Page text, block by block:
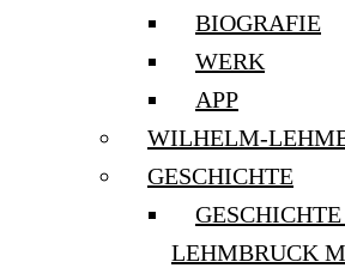
BIOGRAFIE
WERK
APP
WILHELM-
GESCHICHTE
GESCHICHTE
LEHMBRUCK